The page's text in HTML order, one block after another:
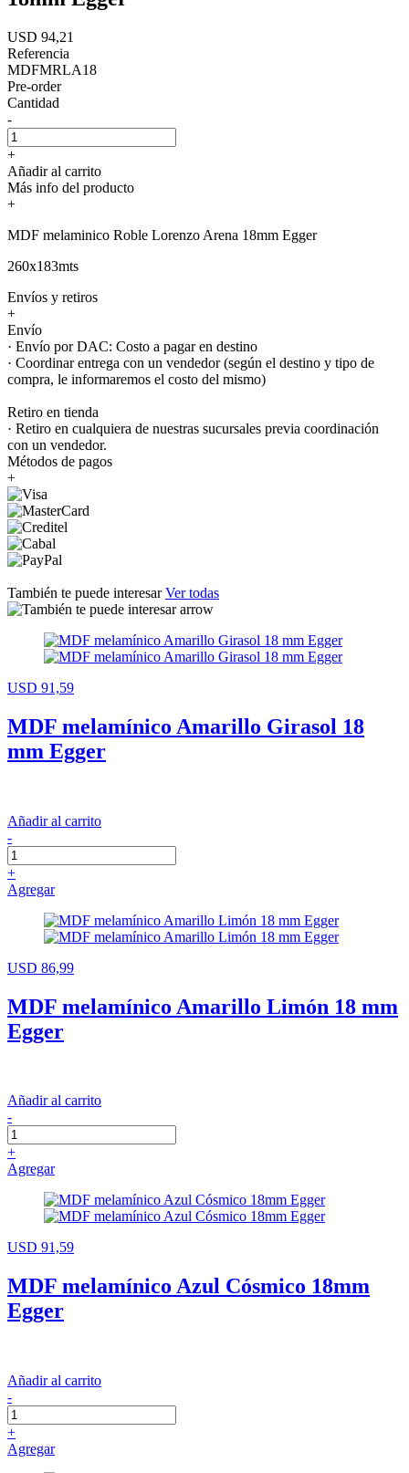
USD 94,21
Referencia
MDFMRLA18
Pre-order
Cantidad
-
+
Añadir al carrito
Más info del producto
+
MDF melaminico Roble Lorenzo Arena 18mm Egger
260x183mts
Envíos y retiros
+
Envío
· Envío por DAC: Costo a pagar en destino
· Coordinar entrega con un vendedor (según el destino y tipo de
compra, le informaremos el costo del mismo)
Retiro en tienda
· Retiro en cualquiera de nuestras sucursales previa coordinación
con un vendedor.
Métodos de pagos
+
También te puede interesarVer todas
USD 91,59
MDF melamínico Amarillo Girasol 18
mm Egger
Añadir al carrito
-
+
Agregar
USD 86,99
MDF melamínico Amarillo Limón 18 mm
Egger
Añadir al carrito
-
+
Agregar
USD 91,59
MDF melamínico Azul Cósmico 18mm
Egger
Añadir al carrito
-
+
Agregar